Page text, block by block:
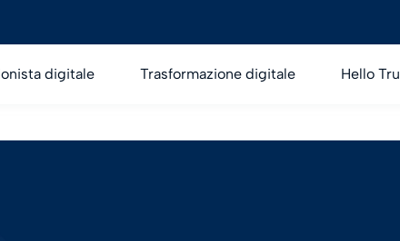
digitale Trasformazione digitale Hello